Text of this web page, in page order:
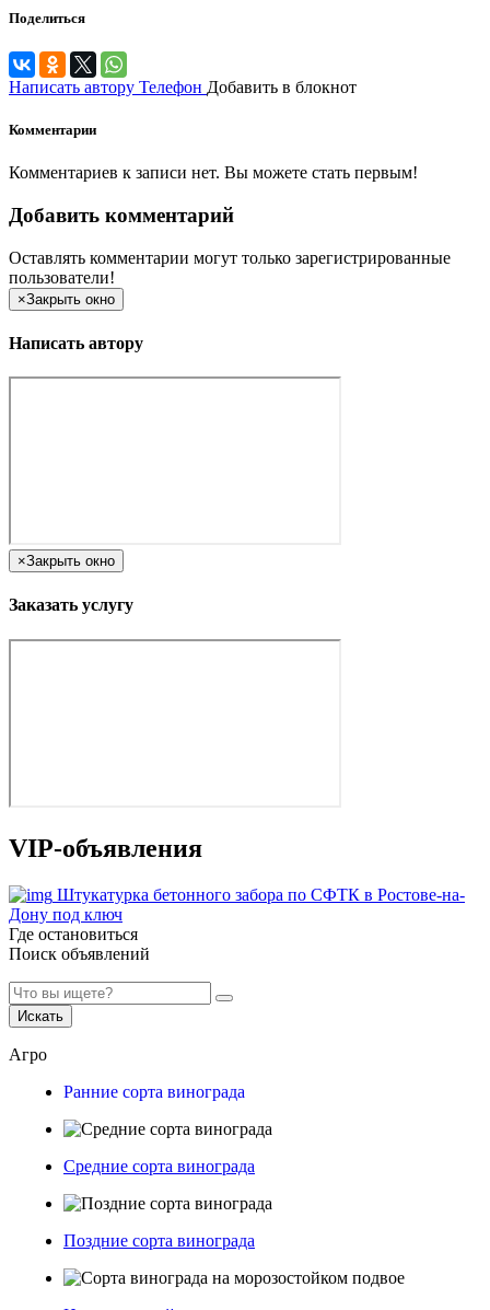
Поделиться
Написать автору Телефон Добавить в блокнот
Комментарии
Комментариев к записи нет. Вы можете стать первым!
Добавить комментарий
Оставлять комментарии могут только зарегистрированные
пользователи!
×Закрыть окно
Написать автору
×Закрыть окно
Заказать услугу
VIP-объявления
Штукатурка бетонного забора по СФТК в Ростове-на-
Дону под ключ
Где остановиться
Поиск объявлений
Искать
Агро
Ранние сорта винограда
Средние сорта винограда
Поздние сорта винограда